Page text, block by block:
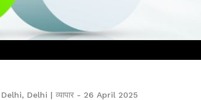
Delhi | व्यापार - 26 April 2025